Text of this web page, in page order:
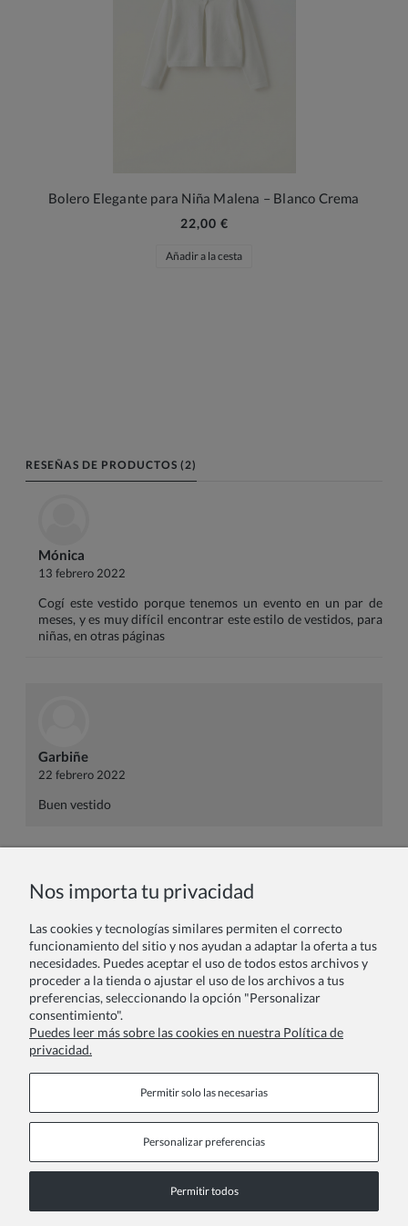
Bolero Elegante para Niña Malena – Blanco Crema
22,00 €
Añadir a la cesta
RESEÑAS DE PRODUCTOS (2)
Mónica
13 febrero 2022
Cogí este vestido porque tenemos un evento en un par de
meses, y es muy difícil encontrar este estilo de vestidos, para
niñas, en otras páginas
Garbiñe
22 febrero 2022
Buen vestido
Tu reseña:
Nos importa tu privacidad
Las cookies y tecnologías similares permiten el correcto
funcionamiento del sitio y nos ayudan a adaptar la oferta a tus
necesidades. Puedes aceptar el uso de todos estos archivos y
proceder a la tienda o ajustar el uso de los archivos a tus
preferencias, seleccionando la opción "Personalizar
consentimiento".
Puedes leer más sobre las cookies en nuestra Política de
privacidad.
Permitir solo las necesarias
Personalizar preferencias
Permitir todos